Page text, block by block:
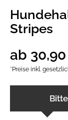
Stripes
ab
*Preise inkl.